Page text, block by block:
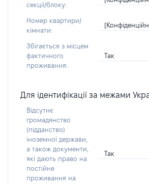
секції/блоку:
Номер квартири/
кімнати:
Збігається з місцем
фактичного
проживання:
Так
Для ідентифікації за межами
Відсутнє
громадянство
(підданство)
іноземної держави,
а також документи,
які дають право на
постійне
проживання на
Так